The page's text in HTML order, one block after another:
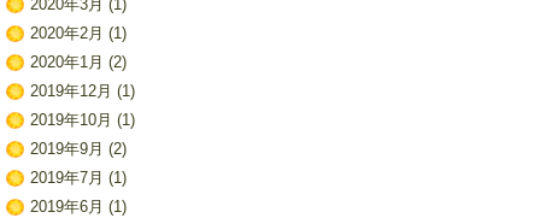
2020年3月 (1)
2020年2月 (1)
2020年1月 (2)
2019年12月 (1)
2019年10月 (1)
2019年9月 (2)
2019年7月 (1)
2019年6月 (1)